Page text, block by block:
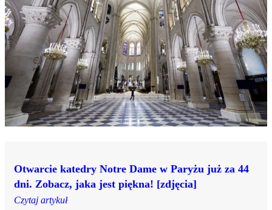
Otwarcie katedry Notre Dame w Paryżu już za 44
dni. Zobacz, jaka jest piękna! [zdjęcia]
Czytaj artykuł